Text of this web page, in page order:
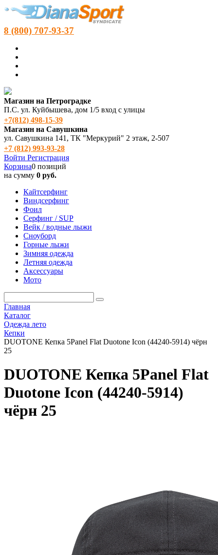
8 (800) 707-93-37
Магазин на Петроградке
П.С. ул. Куйбышева, дом 1/5 вход с улицы
+7(812) 498‑15-39
Магазин на Савушкина
ул. Савушкина 141, ТК "Меркурий" 2 этаж, 2-507
+7 (812) 993-93-28
Войти Регистрация
Корзина0 позиций
на сумму 0 руб.
Кайтсерфинг
Виндсерфинг
Фоил
Серфинг / SUP
Вейк / водные лыжи
Сноуборд
Горные лыжи
Зимняя одежда
Летняя одежда
Аксессуары
Мото
Главная
Каталог
Одежда лето
Кепки
DUOTONE Кепка 5Panel Flat Duotone Icon (44240-5914) чёрн
25
DUOTONE Кепка 5Panel Flat
Duotone Icon (44240-5914)
чёрн 25